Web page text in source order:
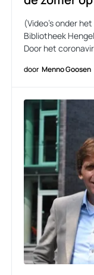
(Video’s onder
Bibliotheek
Door het
door Menno Goosen